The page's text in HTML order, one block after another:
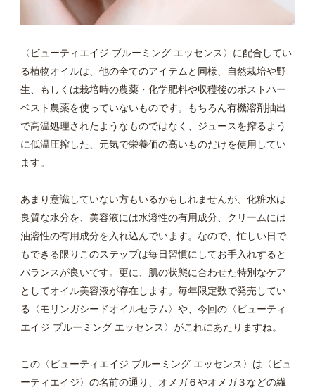
〈ビューティエイジ ブルーミング エッセンス〉に配合してい
る植物オイルは、他の全てのアイテムと同様、自然栽培や野
生、もしくは栽培時の農薬・化学肥料や収穫後のポストハー
ベスト農薬を使っていないものです。もちろん有機溶剤抽出
で高温処理されたようなものではなく、ジュースを搾るよう
に低温圧搾した、元気で栄養価の高いものだけを使用してい
ます。
あまり意識していない方もいるかもしれませんが、化粧水は
良質な水分を、美容液には水溶性の有用成分、クリームには
油溶性の有用成分を入れ込んでいます。なので、忙しい日で
もできる限りこのステップは毎日習慣にしてお手入れすると
バランスが良いです。更に、肌の状態に合わせた特別なケア
としてオイル美容液が存在します。毎年限定数で発売してい
る〈モリンガシードオイルセラム〉や、今回の〈ビューティ
エイジ ブルーミング エッセンス〉がこれにあたりますね。
この〈ビューティエイジ ブルーミング エッセンス〉は〈ビュ
ーティエイジ〉の名前の通り、オメガ６やオメガ３などの繊